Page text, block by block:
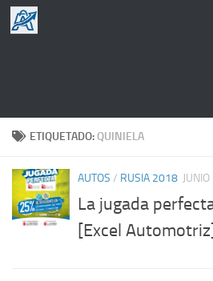
Saltar al contenido
ETIQUETADO:QUINIELA
AUTOS / RUSIA 2018
La jugada
[Excel Automotriz]